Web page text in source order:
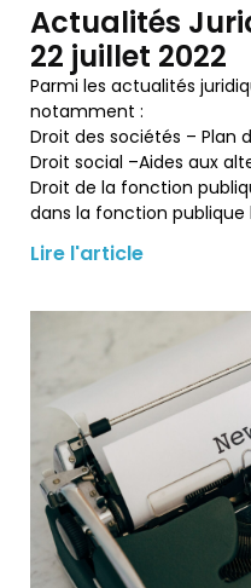
Actualités
22 juillet 2022
Parmi les actualités
notamment :
Droit des sociétés – Plan
Droit social –Aides aux
Droit de la fonction
dans la fonction publique
Lire l'article